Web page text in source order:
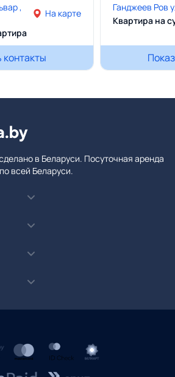
,
На карте
контакты
Ганджеев Ров
Квартира на
в Беларуси. Посуточная аренда
всей Беларуси.